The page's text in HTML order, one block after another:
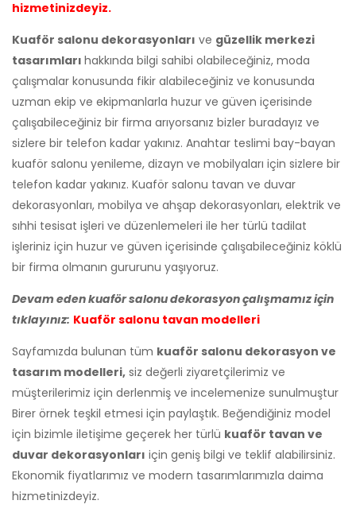
hizmetinizdeyiz.
Kuaför salonu dekorasyonları ve güzellik merkezi
tasarımları hakkında bilgi sahibi olabileceğiniz, moda
çalışmalar konusunda fikir alabileceğiniz ve konusunda
uzman ekip ve ekipmanlarla huzur ve güven içerisinde
çalışabileceğiniz bir firma arıyorsanız bizler buradayız ve
sizlere bir telefon kadar yakınız. Anahtar teslimi bay-bayan
kuaför salonu yenileme, dizayn ve mobilyaları için sizlere bir
telefon kadar yakınız. Kuaför salonu tavan ve duvar
dekorasyonları, mobilya ve ahşap dekorasyonları, elektrik ve
sıhhi tesisat işleri ve düzenlemeleri ile her türlü tadilat
işleriniz için huzur ve güven içerisinde çalışabileceğiniz köklü
bir firma olmanın gururunu yaşıyoruz.
Devam eden kuaför salonu dekorasyon çalışmamız için
tıklayınız: Kuaför salonu tavan modelleri
Sayfamızda bulunan tüm kuaför salonu dekorasyon ve
tasarım modelleri, siz değerli ziyaretçilerimiz ve
müşterilerimiz için derlenmiş ve incelemenize sunulmuştur
Birer örnek teşkil etmesi için paylaştık. Beğendiğiniz model
için bizimle iletişime geçerek her türlü kuaför tavan ve
duvar dekorasyonları için geniş bilgi ve teklif alabilirsiniz.
Ekonomik fiyatlarımız ve modern tasarımlarımızla daima
hizmetinizdeyiz.